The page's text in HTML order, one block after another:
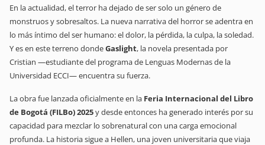
En la actualidad, el terror ha dejado de ser solo un género de
monstruos y sobresaltos. La nueva narrativa del horror se adentra en
lo más íntimo del ser humano: el dolor, la pérdida, la culpa, la soledad.
Y es en este terreno dondeGaslight, la novela presentada por
Cristian —estudiante del programa de Lenguas Modernas de la
Universidad ECCI— encuentra su fuerza.
La obra fue lanzada oficialmente en la Feria Internacional del Libro
de Bogotá (FILBo) 2025y desde entonces ha generado interés por su
capacidad para mezclar lo sobrenatural con una carga emocional
profunda. La historia sigue a Hellen, una joven universitaria que viaja